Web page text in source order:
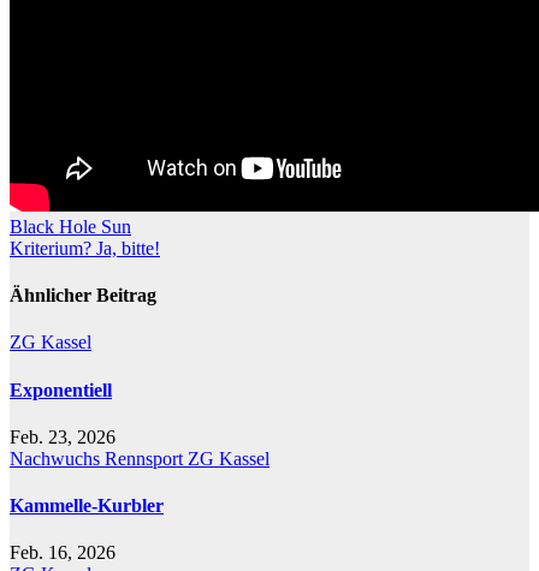
Beitragsnavigation
Black Hole Sun
Kriterium? Ja, bitte!
Ähnlicher Beitrag
ZG Kassel
Exponentiell
Feb. 23, 2026
Nachwuchs Rennsport ZG Kassel
Kammelle-Kurbler
Feb. 16, 2026